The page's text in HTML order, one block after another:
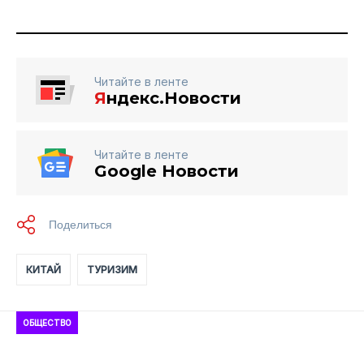
Читайте в ленте
Яндекс.Новости
Читайте в ленте
Google Новости
КИТАЙ ТУРИЗИМ
ОБЩЕСТВО